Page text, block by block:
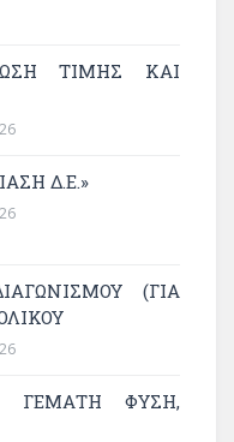
ΤΙΜΉΣ ΚΑΙ
Δ.Ε.»
(ΓΙΑ
ΓΕΜΆΤΗ ΦΎΣΗ,